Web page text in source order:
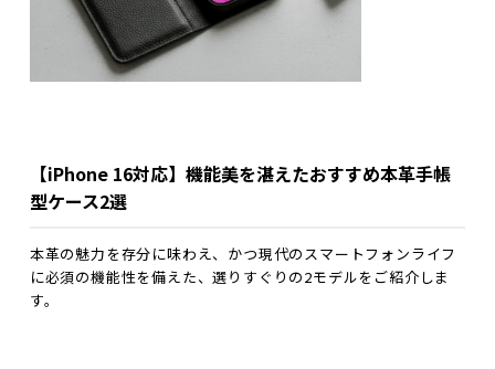
【iPhone 16対応】機能美を湛えたおすすめ本革手帳
型ケース2選
本革の魅力を存分に味わえ、かつ現代のスマートフォンライフ
に必須の機能性を備えた、選りすぐりの2モデルをご紹介しま
す。